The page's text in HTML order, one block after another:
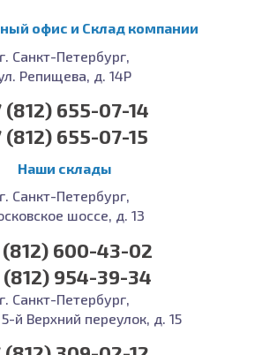
офис и Cклад компании
г. Санкт-Петербург,
Репищева, д. 14Р
(812) 655-07-14
(812) 655-07-15
Наши склады
г. Санкт-Петербург,
шоссе, д. 13
(812) 600-43-02
(812) 954-39-34
г. Санкт-Петербург,
й Верхний переулок, д. 15